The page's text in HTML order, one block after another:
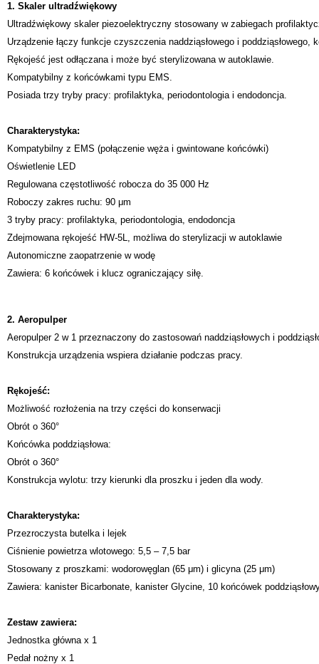
1. Skaler ultradźwiękowy
Ultradźwiękowy skaler piezoelektryczny stosowany w zabiegach
Urządzenie łączy funkcje czyszczenia naddziąsłowego i
Rękojeść jest odłączana i może być sterylizowana w autoklawie.
Kompatybilny z końcówkami typu EMS.
Posiada trzy tryby pracy: profilaktyka, periodontologia i endodoncja.
Charakterystyka:
Kompatybilny z EMS (połączenie węża i gwintowane końcówki)
Oświetlenie LED
Regulowana częstotliwość robocza do 35 000 Hz
Roboczy zakres ruchu: 90 μm
3 tryby pracy: profilaktyka, periodontologia, endodoncja
Zdejmowana rękojeść HW-5L, możliwa do sterylizacji w autoklawie
Autonomiczne zaopatrzenie w wodę
Zawiera: 6 końcówek i klucz ograniczający siłę.
2. Aeropulper
Aeropulper 2 w 1 przeznaczony do zastosowań naddziąsłowych i
Konstrukcja urządzenia wspiera działanie podczas pracy.
Rękojeść:
Możliwość rozłożenia na trzy części do konserwacji
Obrót o 360°
Końcówka poddziąsłowa:
Obrót o 360°
Konstrukcja wylotu: trzy kierunki dla proszku i jeden dla wody.
Charakterystyka:
Przezroczysta butelka i lejek
Ciśnienie powietrza wlotowego: 5,5 – 7,5 bar
Stosowany z proszkami: wodorowęglan (65 μm) i glicyna (25 μm)
Zawiera: kanister Bicarbonate, kanister Glycine, 10 końcówek
Zestaw zawiera:
Jednostka główna x 1
Pedał nożny x 1